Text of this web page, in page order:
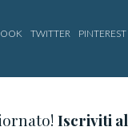
Iscriviti